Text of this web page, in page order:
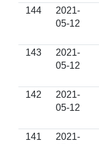
144
2021-
05-12
143
2021-
05-12
142
2021-
05-12
141
2021-